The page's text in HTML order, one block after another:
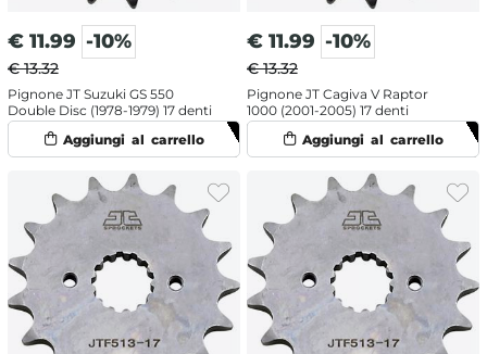
€ 11.99 -10%
€ 13.32
Pignone JT Suzuki GS 550
Double Disc (1978-1979) 17 denti
€ 11.99 -10%
€ 13.32
Pignone JT Cagiva V Raptor
1000 (2001-2005) 17 denti